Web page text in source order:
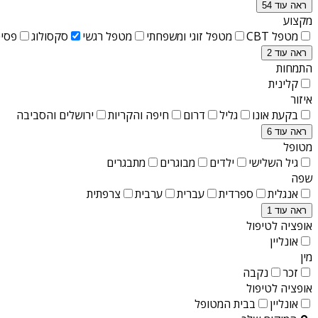
ראה עוד 54
מקצוע
מטפל CBT
מטפל זוגי ומשפחתי מטפל רגשי סקסולוג
ראה עוד 2
התמחות
קלינית
איזור
בקעת אונו
גליל דרום חיפה והקריות ירושלים והסביבה
ראה עוד 6
מטופל
גיל השלישי
ילדים מבוגרים
מתבגרים
שפה
אנגלית
ספרדית עברית ערבית צרפתית
ראה עוד 1
אופציה לטיפול
אונליין
מין
זכר
נקבה
אופציה לטיפול
אונליין
בבית המטופל